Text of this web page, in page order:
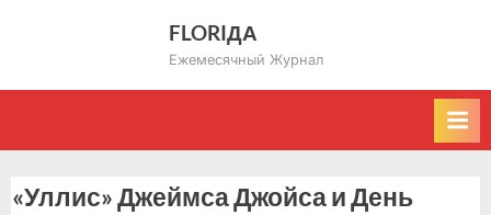
FLORIДА
Ежемесячный Журнал
«Уллис» Джеймса Джойса и День